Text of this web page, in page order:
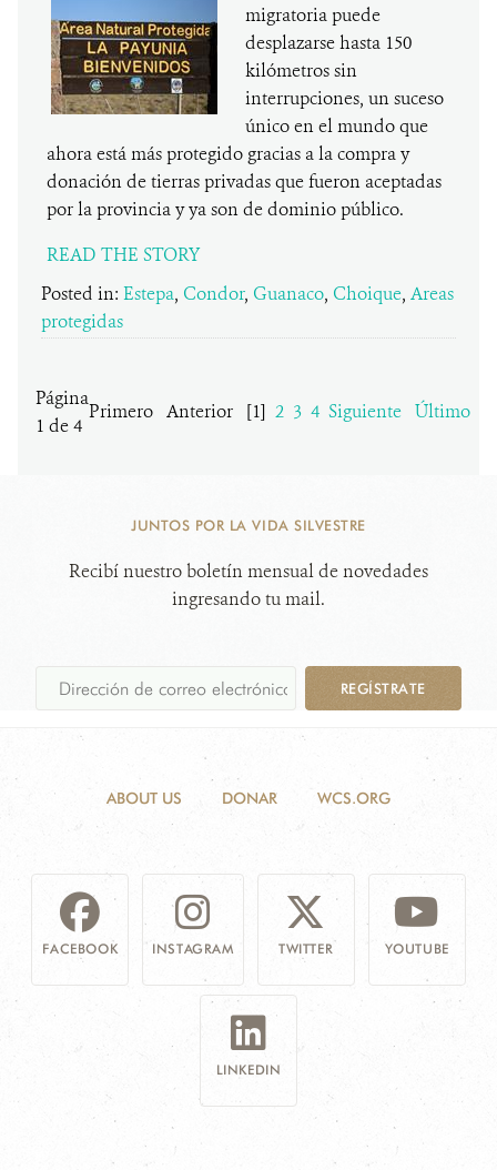
migratoria puede
desplazarse hasta 150
kilómetros sin
interrupciones, un suceso
único en el mundo que
ahora está más protegido gracias a la compra y
donación de tierras privadas que fueron aceptadas
por la provincia y ya son de dominio público.
READ THE STORY
Posted in: Estepa, Condor, Guanaco, Choique, Areas
protegidas
Página
1 de 4
Primero Anterior [1] 2 3 4 Siguiente Último
JUNTOS POR LA VIDA SILVESTRE
Recibí nuestro boletín mensual de novedades
ingresando tu mail.
REGÍSTRATE
ABOUT US DONAR WCS.ORG
FACEBOOK INSTAGRAM TWITTER YOUTUBE
LINKEDIN